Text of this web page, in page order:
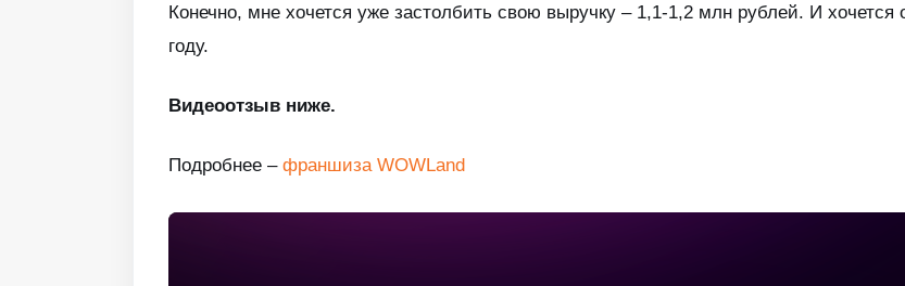
Конечно, мне хочется уже застолбить свою выручку – 1,1-1,2 млн рублей. И хочется
году.
Видеоотзыв ниже.
Подробнее – франшиза WOWLand